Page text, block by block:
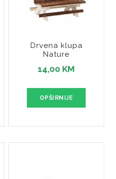
Drvena klupa
Nature
14,00 KM
OPŠIRNIJE